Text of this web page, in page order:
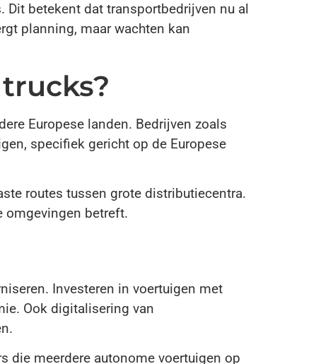
Dit betekent dat transportbedrijven nu al
planning, maar wachten kan
Europese landen. Bedrijven zoals
specifiek gericht op de Europese
routes tussen grote distributiecentra.
omgevingen betreft.
Investeren in voertuigen met
Ook digitalisering van
die meerdere autonome voertuigen op